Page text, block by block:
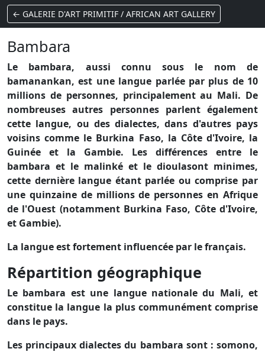
← GALERIE D'ART PRIMITIF / AFRICAN ART GALLERY
Bambara
Le bambara, aussi connu sous le nom de
bamanankan, est une langue parlée par plus de 10
millions de personnes, principalement au Mali. De
nombreuses autres personnes parlent également
cette langue, ou des dialectes, dans d'autres pays
voisins comme le Burkina Faso, la Côte d'Ivoire, la
Guinée et la Gambie. Les différences entre le
bambara et le malinké et le dioulasont minimes,
cette dernière langue étant parlée ou comprise par
une quinzaine de millions de personnes en Afrique
de l'Ouest (notamment Burkina Faso, Côte d'Ivoire,
et Gambie).
La langue est fortement influencée par le français.
Répartition géographique
Le bambara est une langue nationale du Mali, et
constitue la langue la plus communément comprise
dans le pays.
Les principaux dialectes du bambara sont : somono,